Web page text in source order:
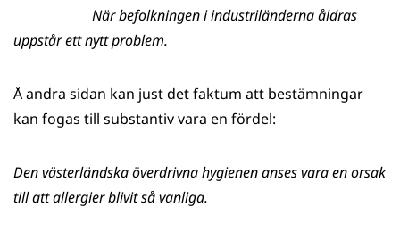
När befolkningen i industriländerna åldras
uppstår ett nytt problem.
Å andra sidan kan just det faktum att bestämningar
kan fogas till substantiv vara en fördel:
Den västerländska överdrivna hygienen anses vara en orsak
till att allergier blivit så vanliga.